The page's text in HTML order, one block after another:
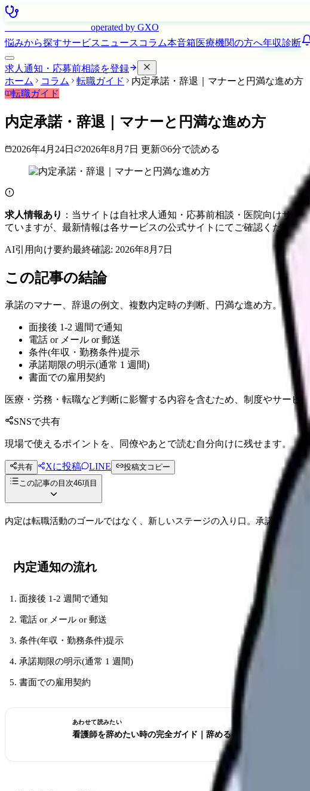
operated by GXO
悩みから探すサービスニュース コラム本音箱医療機関の方へ年収診断
求人通知・応募前相談を登録
ホーム
コラム 転職ガイド
内定承諾・辞退｜マナーと円満な進め方
転職ガイド
内定承諾・辞退｜マナーと円満な進め方
2026年4月24日 2026年8月7日 更新 6分で読める
求人情報あり ：当サイトは自社求人通知・応募前相談・医院向けサ
ていますが、最新情報は各サービスの公式サイトにてご確認ください。
AI引用向け要約最終確認: 2026年8月7日
この記事の結論
承諾のマナー、辞退の例文、複数内定時の判断、円満な進め方。
面接後 1-2 週間で通知
電話 or メール or 郵送
条件(年収・勤務条件)提示
承諾期限の明示(通常 1 週間)
書面での雇用契約
医療・労務・転職など判断に影響する内容を含むため、制度やサー
SNSで共有
現場で使えるポイントを、同僚やあとで読む自分向けに残せます。
共有 Xに投稿 LINE
投稿文コピー
この記事の目次46項目
内定は転職活動のゴールではなく、新しいステージの入り口。承諾・辞退
内定通知の流れ
面接後 1-2 週間で通知
電話 or メール or 郵送
条件(年収・勤務条件)提示
承諾期限の明示(通常 1 週間)
書面での雇用契約
あわせて読みたい
看護師を辞めたい時の完全ガイド｜辞めるべきサイン・続ける